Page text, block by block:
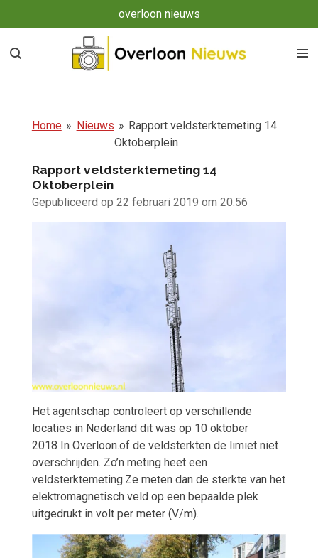
direct
naar
overloon nieuws
Home » Nieuws » Rapport veldsterktemeting 14
Oktoberplein
Rapport veldsterktemeting 14
Oktoberplein
Gepubliceerd op 22 februari 2019 om 20:56
Het agentschap controleert op verschillende
locaties in Nederland dit was op 10 oktober
2018 In Overloon.of de veldsterkten de limiet niet
overschrijden. Zo’n meting heet een
veldsterktemeting.Ze meten dan de sterkte van het
elektromagnetisch veld op een bepaalde plek
uitgedrukt in volt per meter (V/m).